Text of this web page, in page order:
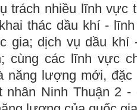
trách nhiều lĩnh vực
thác dầu khí -
gia; dịch vụ dầu
cùng các lĩnh vực
năng lượng mới,
Ninh Thuận 2